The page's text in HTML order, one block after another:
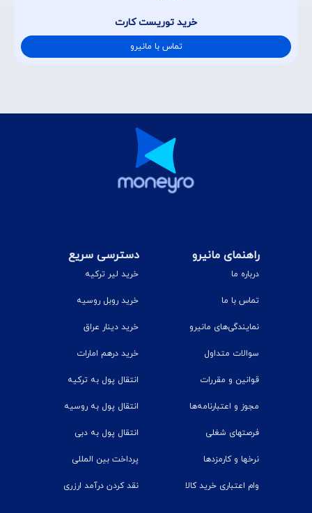
خرید توریست کارت
تماس با مانیرو
راهنمای مانیرو
درباره ما
تماس با ما
نمایندگی‌های مانیرو
سوالات متداول
قوانین و مقررات
مجوز و اعتبارنامه‌ها
فرصتهای شغلی
نرخ‎ها و کارمزدها
وام اعتباری خرید کالا
دسترسی سریع
خرید لیر ترکیه
خرید روبل روسیه
خرید دینار عراق
خرید درهم امارات
انتقال پول به ترکیه
انتقال پول به روسیه
انتقال پول به دبی
پرداخت بین المللی
نقد کردن درآمد ارزری